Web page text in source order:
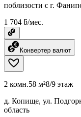
поблизости с г.
1 704 ƃ/мес.
Конвертер валют
2 комн.58 м²8/9 этаж
д. Копище, ул.
область